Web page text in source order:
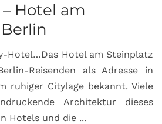
Hotel am
Hotel…Das Hotel am Steinplatz
Reisenden als Adresse in
ruhiger Citylage bekannt. Viele
Architektur dieses
Hotels und die ...